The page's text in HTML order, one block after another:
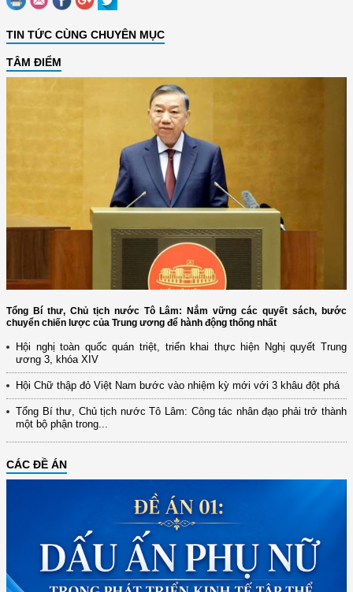
TIN TỨC CÙNG CHUYÊN MỤC
TÂM ĐIỂM
Tổng Bí thư, Chủ tịch nước Tô Lâm: Nắm vững các quyết sách, bước
chuyển chiến lược của Trung ương để hành động thống nhất
Hội nghị toàn quốc quán triệt, triển khai thực hiện Nghị quyết Trung
ương 3, khóa XIV
Hội Chữ thập đỏ Việt Nam bước vào nhiệm kỳ mới với 3 khâu đột phá
Tổng Bí thư, Chủ tịch nước Tô Lâm: Công tác nhân đạo phải trở thành
một bộ phận trong...
CÁC ĐỀ ÁN